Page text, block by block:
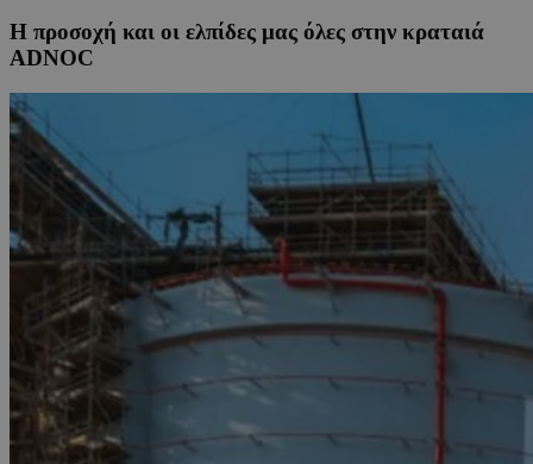
Η προσοχή και οι ελπίδες μας όλες στην κραταιά
ADNOC